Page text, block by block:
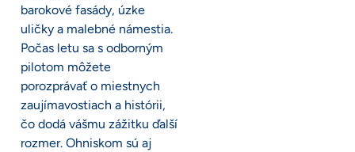
barokové fasády, úzke
uličky a malebné námestia.
Počas letu sa s odborným
pilotom môžete
porozprávať o miestnych
zaujímavostiach a histórii,
čo dodá vášmu zážitku ďalší
rozmer. Ohniskom sú aj